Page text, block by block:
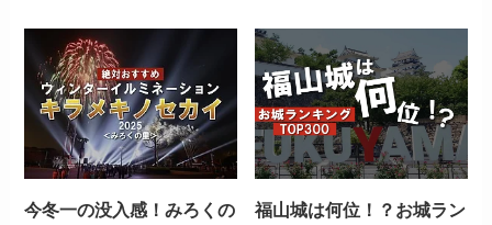
今冬一の没入感！みろくの
福山城は何位！？お城ラン